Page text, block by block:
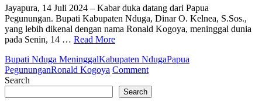
Jayapura, 14 Juli 2024 – Kabar duka datang dari Papua
Pegunungan. Bupati Kabupaten Nduga, Dinar O. Kelnea, S.Sos.,
yang lebih dikenal dengan nama Ronald Kogoya, meninggal dunia
pada Senin, 14 … Read More
Bupati Nduga MeninggalKabupaten NdugaPapua
PegununganRonald Kogoya Commenton
Nduga
Ronald
Search
Search